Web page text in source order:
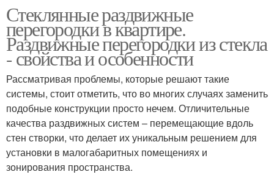
Стеклянные раздвижные
перегородки в квартире.
Раздвижные перегородки из стекла
- свойства и особенности
Рассматривая проблемы, которые решают такие
системы, стоит отметить, что во многих случаях заменить
подобные конструкции просто нечем. Отличительные
качества раздвижных систем – перемещающие вдоль
стен створки, что делает их уникальным решением для
установки в малогабаритных помещениях и
зонирования пространства.